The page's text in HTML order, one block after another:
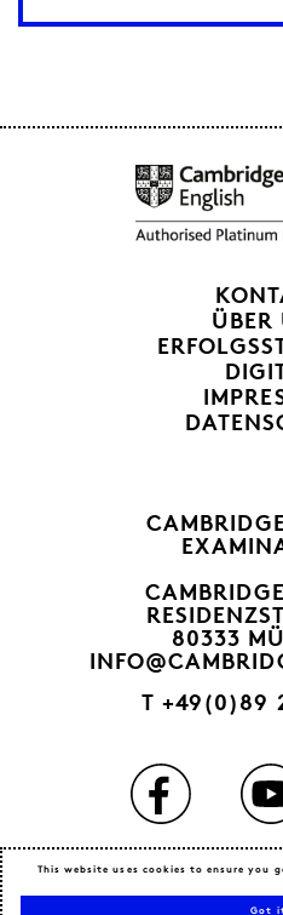
Got
This website uses cookies to ensure you
ÜBER
80333
T+49(0)89